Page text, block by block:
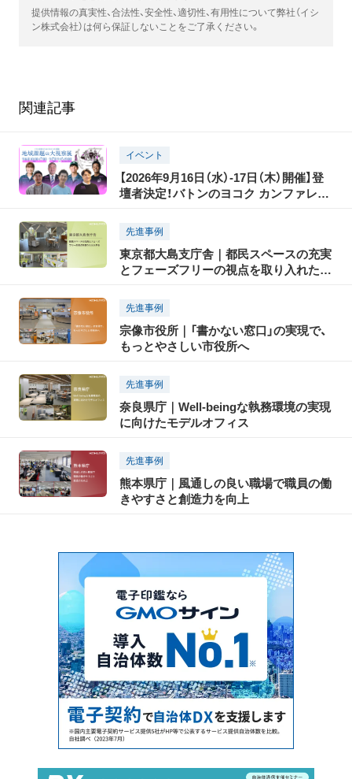
提供情報の真実性、合法性、安全性、適切性、有用性について弊社（イシ
ン株式会社）は何ら保証しないことをご了承ください。
関連記事
イベント
【2026年9月16日（水）-17日（木）開催】登
壇者決定！バトンのヨコク カンファレン
課題のピントとヒント
先進事例
東京都大島支庁舎｜都民スペースの充実
とフェーズフリーの視点を取り入れた庁
先進事例
宗像市役所｜「書かない窓口」の実現で、
もっとやさしい市役所へ
先進事例
奈良県庁｜Well-beingな執務環境の実現
に向けたモデルオフィス
先進事例
熊本県庁｜風通しの良い職場で職員の働
きやすさと創造力を向上